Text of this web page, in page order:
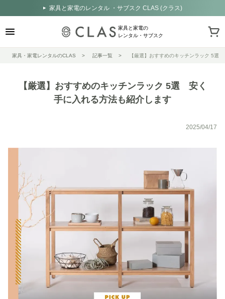
家具と家電のレンタル ・サブスク CLAS (クラス)
家具と家電の
レンタル・サブスク
家具・家電レンタルのCLAS 記事一覧 【厳選】おすすめのキッチンラック 5選
【厳選】おすすめのキッチンラック 5選 安く
手に入れる方法も紹介します
2025/04/17